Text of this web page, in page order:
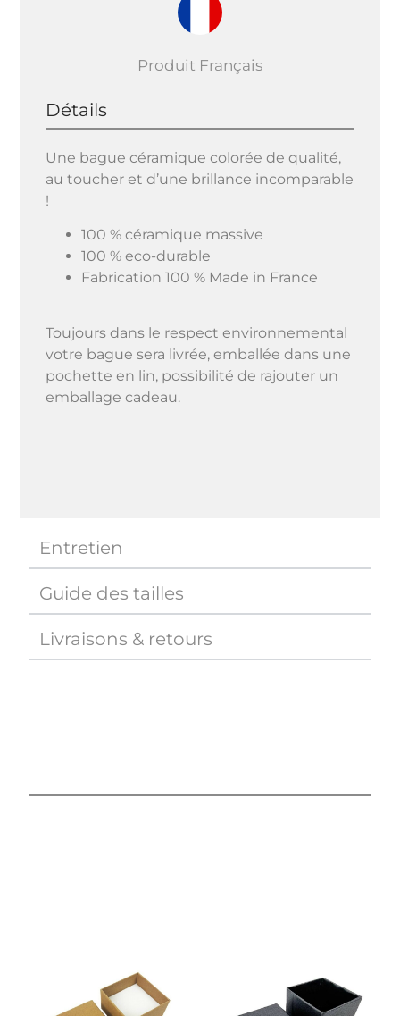
Produit Français
Détails
Une bague céramique colorée de qualité,
au toucher et d’une brillance incomparable
!
100 % céramique massive
100 % eco-durable
Fabrication 100 % Made in France
Toujours dans le respect environnemental
votre bague sera livrée, emballée dans une
pochette en lin, possibilité de rajouter un
emballage cadeau.
Entretien
Guide des tailles
Livraisons & retours